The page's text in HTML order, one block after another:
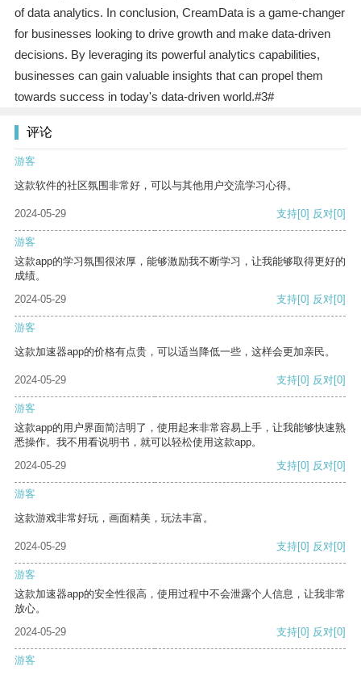
of data analytics. In conclusion, CreamData is a game-changer
for businesses looking to drive growth and make data-driven
decisions. By leveraging its powerful analytics capabilities,
businesses can gain valuable insights that can propel them
towards success in today's data-driven world.#3#
评论
游客
这款软件的社区氛围非常好，可以与其他用户交流学习心得。
2024-05-29 支持[0] 反对[0]
游客
这款app的学习氛围很浓厚，能够激励我不断学习，让我能够取得更好的
成绩。
2024-05-29
支持[0] 反对[0]
游客
这款加速器app的价格有点贵，可以适当降低一些，这样会更加亲民。
2024-05-29 支持[0] 反对[0]
游客
这款app的用户界面简洁明了，使用起来非常容易上手，让我能够快速熟
悉操作。我不用看说明书，就可以轻松使用这款app。
2024-05-29
支持[0] 反对[0]
游客
这款游戏非常好玩，画面精美，玩法丰富。
2024-05-29 支持[0] 反对[0]
游客
这款加速器app的安全性很高，使用过程中不会泄露个人信息，让我非常
放心。
2024-05-29
支持[0] 反对[0]
游客